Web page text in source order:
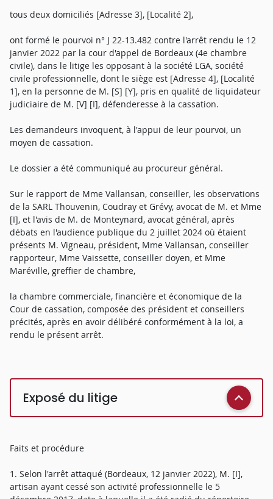
tous deux domiciliés [Adresse 3], [Localité 2],
ont formé le pourvoi n° J 22-13.482 contre l'arrêt rendu le 12
janvier 2022 par la cour d'appel de Bordeaux (4e chambre
civile), dans le litige les opposant à la société LGA, société
civile professionnelle, dont le siège est [Adresse 4], [Localité
1], en la personne de M. [S] [Y], pris en qualité de liquidateur
judiciaire de M. [V] [I], défenderesse à la cassation.
Les demandeurs invoquent, à l'appui de leur pourvoi, un
moyen de cassation.
Le dossier a été communiqué au procureur général.
Sur le rapport de Mme Vallansan, conseiller, les observations
de la SARL Thouvenin, Coudray et Grévy, avocat de M. et Mme
[I], et l'avis de M. de Monteynard, avocat général, après
débats en l'audience publique du 2 juillet 2024 où étaient
présents M. Vigneau, président, Mme Vallansan, conseiller
rapporteur, Mme Vaissette, conseiller doyen, et Mme
Maréville, greffier de chambre,
la chambre commerciale, financière et économique de la
Cour de cassation, composée des président et conseillers
précités, après en avoir délibéré conformément à la loi, a
rendu le présent arrêt.
Exposé du litige
Faits et procédure
1. Selon l'arrêt attaqué (Bordeaux, 12 janvier 2022), M. [I],
artisan ayant cessé son activité professionnelle le 5